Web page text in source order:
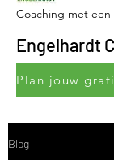
Coaching met
Engelhardt
Blog